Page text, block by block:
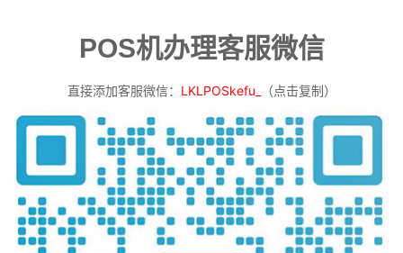
POS机办理客服微信
直接添加客服微信： LKLPOSkefu_ （点击复制）